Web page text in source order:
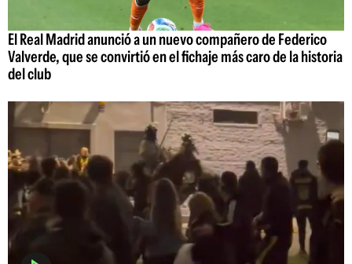
El Real Madrid anunció a un nuevo compañero de Federico
Valverde, que se convirtió en el fichaje más caro de la historia
del club